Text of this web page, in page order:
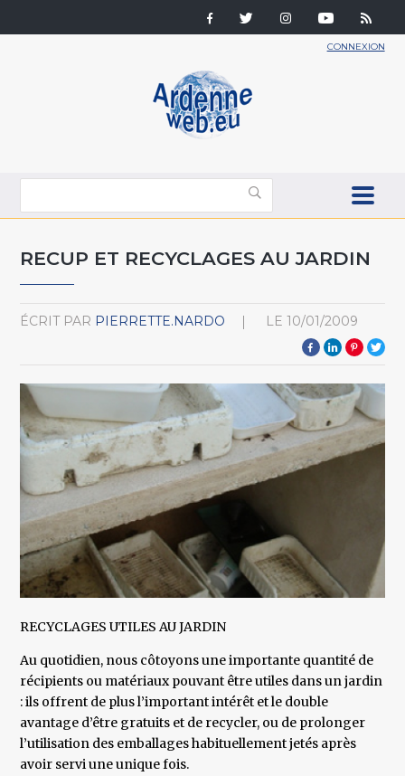
CONNEXION
RECUP ET RECYCLAGES AU JARDIN
ÉCRIT PAR PIERRETTE.NARDO LE 10/01/2009
RECYCLAGES UTILES AU JARDIN
Au quotidien, nous côtoyons une importante quantité de
récipients ou matériaux pouvant être utiles dans un jardin
: ils offrent de plus l’important intérêt et le double
avantage d’être gratuits et de recycler, ou de prolonger
l’utilisation des emballages habituellement jetés après
avoir servi une unique fois.